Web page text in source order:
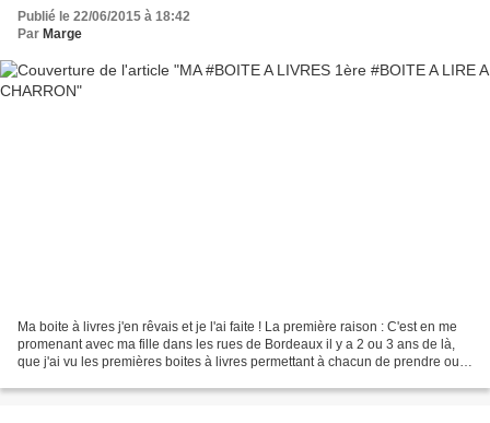
Publié le 22/06/2015 à 18:42
Par Marge
Ma boite à livres j'en rêvais et je l'ai faite ! La première raison : C'est en me
promenant avec ma fille dans les rues de Bordeaux il y a 2 ou 3 ans de là,
que j'ai vu les premières boites à livres permettant à chacun de prendre ou